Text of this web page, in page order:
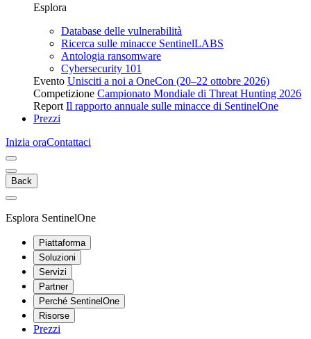
Esplora
Database delle vulnerabilità
Ricerca sulle minacce SentinelLABS
Antologia ransomware
Cybersecurity 101
Evento Unisciti a noi a OneCon (20–22 ottobre 2026)
Competizione Campionato Mondiale di Threat Hunting 2026
Report Il rapporto annuale sulle minacce di SentinelOne
Prezzi
Inizia oraContattaci
Back
Esplora SentinelOne
Piattaforma
Soluzioni
Servizi
Partner
Perché SentinelOne
Risorse
Prezzi